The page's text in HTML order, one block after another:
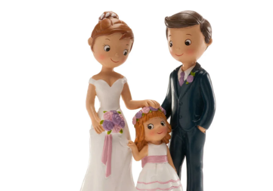
TÉMATICKÉ PRODUKTY